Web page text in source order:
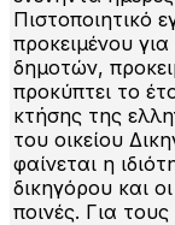
Πιστοποιητικό
προκειμένου
δημοτών,
προκύπτει το
κτήσης της
του οικείου
φαίνεται η
δικηγόρου και
ποινές. Για